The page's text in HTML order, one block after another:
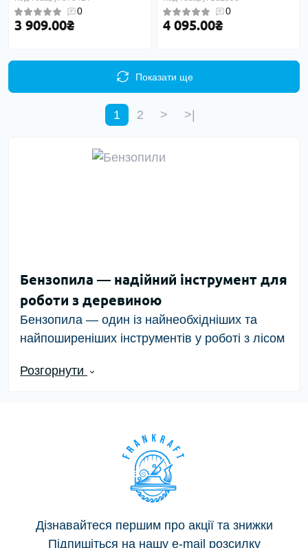
0
3 909.00₴
0
4 095.00₴
Показати ще
1 2 > >|
Бензопила — надійний інструмент для
роботи з деревиною
Бензопила — один із найнеобхідніших та
найпоширеніших інструментів у роботі з лісом
до сьогодні конструкція, ергономіка та технічні
максимальну продуктивність, безпеку та
комфорт користувача.
дешеві ручні бензопили
залишаються у вжитку — їх використовують
для спилювання невеликих гілок, дрібних
сучків або коротких колод. Проте якщо ви
Розгорнути
Дізнавайтеся першим про акції та знижки
Підпишіться на нашу e-mail розсилку